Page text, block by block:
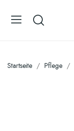
Startseite Pflege